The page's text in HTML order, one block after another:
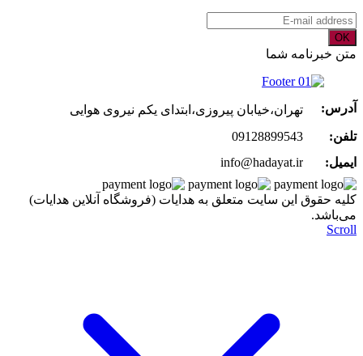
OK
متن خبرنامه شما
آدرس:
تهران،خیابان پیروزی،ابتدای یکم نیروی هوایی
تلفن:
09128899543
ایمیل:
info@hadayat.ir
کليه حقوق اين سايت متعلق به هدایات (فروشگاه آنلاین هدایات)
می‌باشد.
Scroll